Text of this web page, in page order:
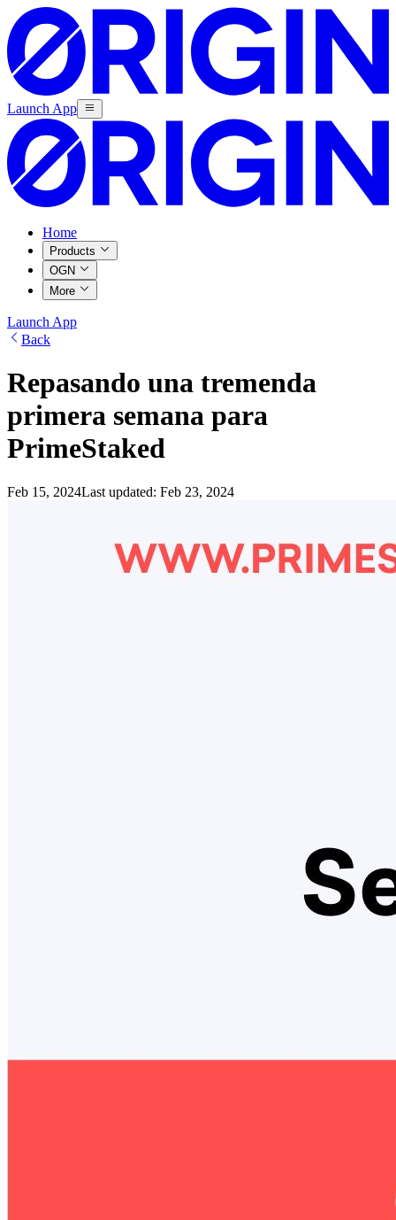
Launch App
Home
Products
OGN
More
Launch App
Back
Repasando una tremenda
primera semana para
PrimeStaked
Feb 15, 2024Last updated: Feb 23, 2024